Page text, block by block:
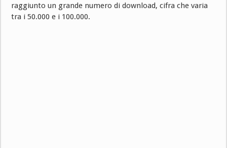
raggiunto un grande numero di download, cifra che varia
tra i 50.000 e i 100.000.